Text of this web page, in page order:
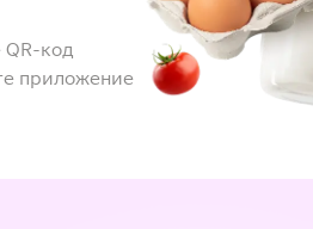
код
приложение